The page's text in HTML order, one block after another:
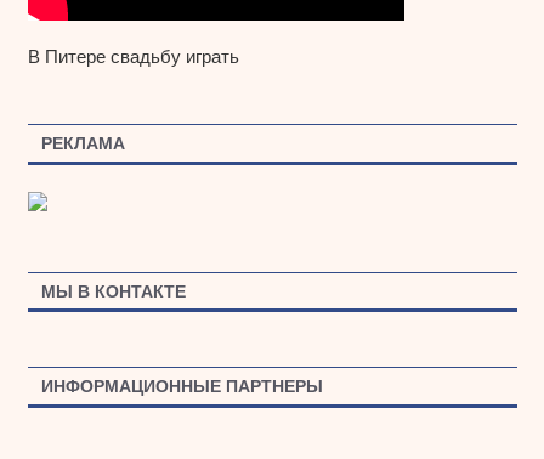
В Питере свадьбу играть
РЕКЛАМА
МЫ В КОНТАКТЕ
ИНФОРМАЦИОННЫЕ ПАРТНЕРЫ